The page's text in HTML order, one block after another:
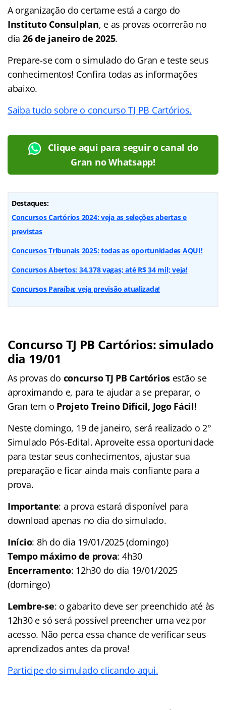
A organização do certame está a cargo do
Instituto Consulplan, e as provas ocorrerão no
dia 26 de janeiro de 2025.
Prepare-se com o simulado do Gran e teste seus
conhecimentos! Confira todas as informações
abaixo.
Saiba tudo sobre o concurso TJ PB Cartórios.
Clique aqui para seguir o canal do
Gran no Whatsapp!
Destaques:
Concursos Cartórios 2024: veja as seleções abertas e
previstas
Concursos Tribunais 2025: todas as oportunidades AQUI!
Concursos Abertos: 34.378 vagas; até R$ 34 mil; veja!
Concursos Paraíba: veja previsão atualizada!
Concurso TJ PB Cartórios: simulado
dia 19/01
As provas do concurso TJ PB Cartórios estão se
aproximando e, para te ajudar a se preparar, o
Gran tem o Projeto Treino Difícil, Jogo Fácil!
Neste domingo, 19 de janeiro, será realizado o 2°
Simulado Pós-Edital. Aproveite essa oportunidade
para testar seus conhecimentos, ajustar sua
preparação e ficar ainda mais confiante para a
prova.
Importante: a prova estará disponível para
download apenas no dia do simulado.
Início: 8h do dia 19/01/2025 (domingo)
Tempo máximo de prova: 4h30
Encerramento: 12h30 do dia 19/01/2025
(domingo)
Lembre-se: o gabarito deve ser preenchido até às
12h30 e só será possível preencher uma vez por
acesso. Não perca essa chance de verificar seus
aprendizados antes da prova!
Participe do simulado clicando aqui.